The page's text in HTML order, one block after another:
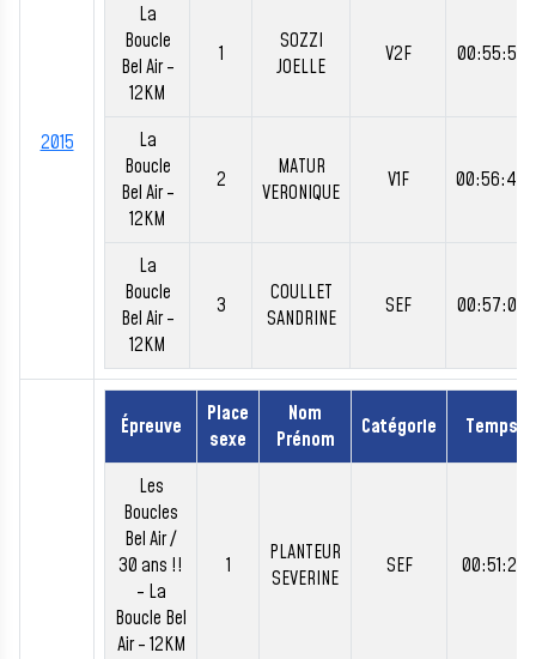
2015
La
Boucle
Bel Air -
12KM
1
SOZZI
JOELLE
V2F 00:55:55
La
Boucle
Bel Air -
12KM
2
MATUR
VERONIQUE
V1F 00:56:40
La
Boucle
Bel Air -
12KM
3
COULLET
SANDRINE
SEF 00:57:02
Épreuve
Place
sexe
Nom
Prénom
Catégorie Temps
Les
Boucles
Bel Air /
30 ans !!
- La
Boucle Bel
Air - 12KM
1
PLANTEUR
SEVERINE
SEF 00:51:21